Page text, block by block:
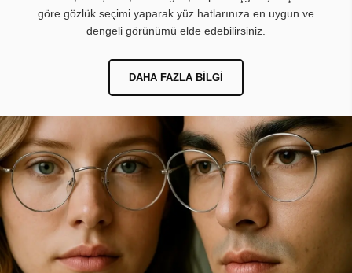
göre gözlük seçimi yaparak yüz hatlarınıza en uygun ve
dengeli görünümü elde edebilirsiniz.
DAHA FAZLA BILGI